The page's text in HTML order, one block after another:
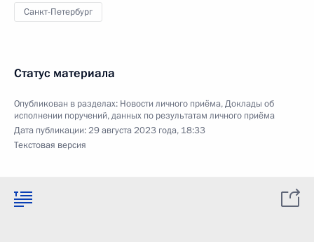
Санкт-Петербург
Статус материала
Опубликован в разделах: Новости личного приёма,Доклады об
исполнении поручений, данных по результатам личного приёма
Дата публикации:29 августа 2023 года, 18:33
Текстовая версия